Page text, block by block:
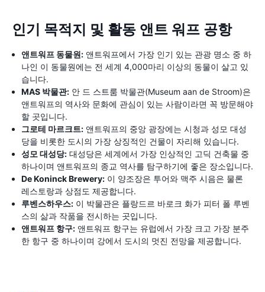
인기 목적지 및 활동 앤트 워프 공항
앤트워프 동물원: 앤트워프에서 가장 인기 있는 관광 명소 중 하
나인 이 동물원에는 전 세계 4,000마리 이상의 동물이 살고 있
습니다.
MAS 박물관: 안 드 스트룸 박물관(Museum aan de Stroom)은
앤트워프의 역사와 문화에 관심이 있는 사람이라면 꼭 방문해야
할 곳입니다.
그로테 마르크트: 앤트워프의 중앙 광장에는 시청과 성모 대성
당을 비롯한 도시의 가장 상징적인 건물이 자리해 있습니다.
성모 대성당: 대성당은 세계에서 가장 인상적인 고딕 건축물 중
하나이며 앤트워프의 종교 역사를 탐구하기에 좋은 장소입니다.
De Koninck Brewery: 이 양조장은 투어와 맥주 시음은 물론
레스토랑과 상점도 제공합니다.
루벤스하우스: 이 박물관은 플랑드르 바로크 화가 피터 폴 루벤
스의 삶과 작품을 전시하는 곳입니다.
앤트워프 항구: 앤트워프 항구는 유럽에서 가장 크고 가장 분주
한 항구 중 하나이며 강에서 도시의 멋진 전망을 제공합니다.